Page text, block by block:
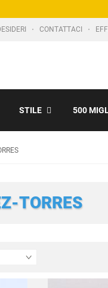
CONTATTACI
STILE 500
TORRES